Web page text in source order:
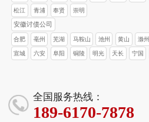
松江 青浦 奉贤 崇明
安徽讨债公司
合肥 亳州 芜湖 马鞍山 池州 黄山 滁州
宣城 六安 阜阳 铜陵 明光 天长 宁国
全国服务热线：
189-6170-7878